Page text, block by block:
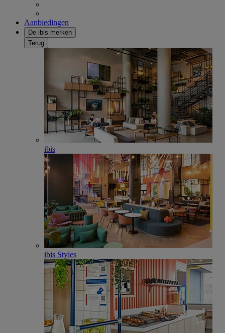
Aanbiedingen
De ibis merken
Terug
ibis
ibis Styles